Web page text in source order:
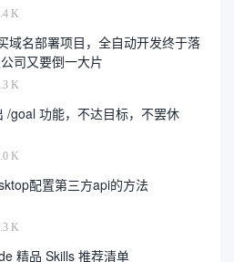
K
域名部署项目，全自动开发终于落
司又要倒一大片
K
/goal 功能，不达目标，不罢休
K
配置第三方api的方法
K
精品 Skills 推荐清单